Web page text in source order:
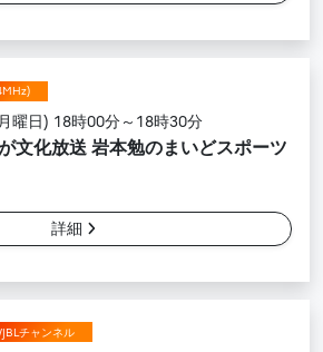
曜日) 18時00分～18時30分
文化放送 岩本勉のまいどスポーツ
詳細
チャンネル